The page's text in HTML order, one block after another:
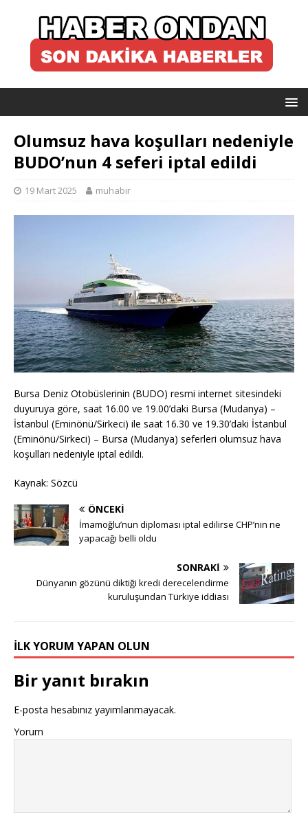
Olumsuz hava koşulları nedeniyle
BUDO’nun 4 seferi iptal edildi
19 Mart 2025 muhabir
Bursa Deniz Otobüslerinin (BUDO) resmi internet sitesindeki
duyuruya göre, saat 16.00 ve 19.00’daki Bursa (Mudanya) –
İstanbul (Eminönü/Sirkeci) ile saat 16.30 ve 19.30’daki İstanbul
(Eminönü/Sirkeci) – Bursa (Mudanya) seferleri olumsuz hava
koşulları nedeniyle iptal edildi.
Kaynak: Sözcü
ÖNCEKI
İmamoğlu’nun diploması iptal edilirse CHP’nin ne
yapacağı belli oldu
SONRAKI
Dünyanın gözünü diktiği kredi derecelendirme
kuruluşundan Türkiye iddiası
İLK YORUM YAPAN OLUN
Bir yanıt bırakın
E-posta hesabınız yayımlanmayacak.
Yorum